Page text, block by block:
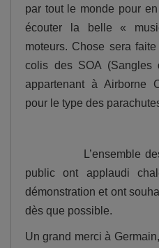
par tout le monde pour
écouter la belle «
moteurs. Chose sera
colis des SOA (Sangles
appartenant à Airborne
pour le type des
L’ensemble
public ont applaudi
démonstration et ont
dès que possible.
Un grand merci à